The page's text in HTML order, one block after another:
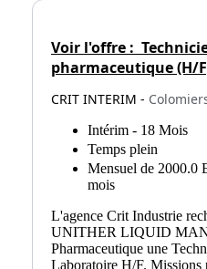
Voir l'offre :
pharmaceutique (H/
CRIT INTERIM -
Intérim - 18 Mois
Temps plein
Mensuel de 2000.0
mois
L'agence Crit Industrie
UNITHER LIQUID
Pharmaceutique une
Laboratoire H/F. Missions